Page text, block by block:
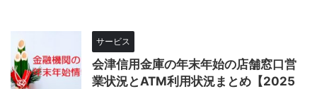
サービス
会津信用金庫の年末年始の店舗窓口営
業状況とATM利用状況まとめ【2025